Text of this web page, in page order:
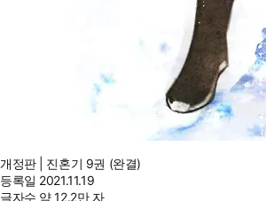
개정판 | 진혼기 9권 (완결)
등록일 2021.11.19
글자수 약 12.2만 자